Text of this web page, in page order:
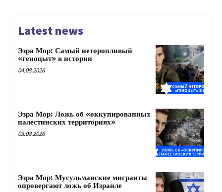
Latest news
Эзра Мор: Самый неторопливый
«геноцыт» в истории
04.08.2026
Эзра Мор: Ложь об «оккупированных
палестинских территориях»
03.08.2026
Эзра Мор: Мусульманские мигранты
опровергают ложь об Израиле